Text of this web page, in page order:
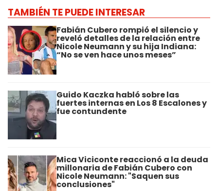
TAMBIÉN TE PUEDE INTERESAR
Fabián Cubero rompió el silencio y
reveló detalles de la relación entre
Nicole Neumann y su hija Indiana:
“No se ven hace unos meses”
Guido Kaczka habló sobre las
fuertes internas en Los 8 Escalones y
fue contundente
Mica Viciconte reaccionó a la deuda
millonaria de Fabián Cubero con
Nicole Neumann: "Saquen sus
conclusiones"